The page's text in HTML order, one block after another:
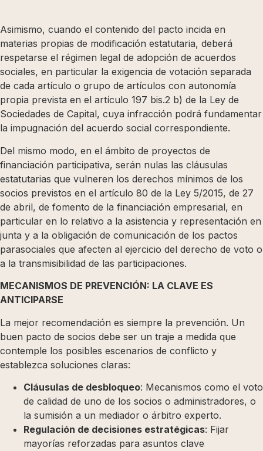
Asimismo, cuando el contenido del pacto incida en
materias propias de modificación estatutaria, deberá
respetarse el régimen legal de adopción de acuerdos
sociales, en particular la exigencia de votación separada
de cada artículo o grupo de artículos con autonomía
propia prevista en el artículo 197 bis.2 b) de la Ley de
Sociedades de Capital, cuya infracción podrá fundamentar
la impugnación del acuerdo social correspondiente.
Del mismo modo, en el ámbito de proyectos de
financiación participativa, serán nulas las cláusulas
estatutarias que vulneren los derechos mínimos de los
socios previstos en el artículo 80 de la Ley 5/2015, de 27
de abril, de fomento de la financiación empresarial, en
particular en lo relativo a la asistencia y representación en
junta y a la obligación de comunicación de los pactos
parasociales que afecten al ejercicio del derecho de voto o
a la transmisibilidad de las participaciones.
MECANISMOS DE PREVENCIÓN: LA CLAVE ES
ANTICIPARSE
La mejor recomendación es siempre la prevención. Un
buen pacto de socios debe ser un traje a medida que
contemple los posibles escenarios de conflicto y
establezca soluciones claras:
Cláusulas de desbloqueo: Mecanismos como el voto
de calidad de uno de los socios o administradores, o
la sumisión a un mediador o árbitro experto.
Regulación de decisiones estratégicas: Fijar
mayorías reforzadas para asuntos clave